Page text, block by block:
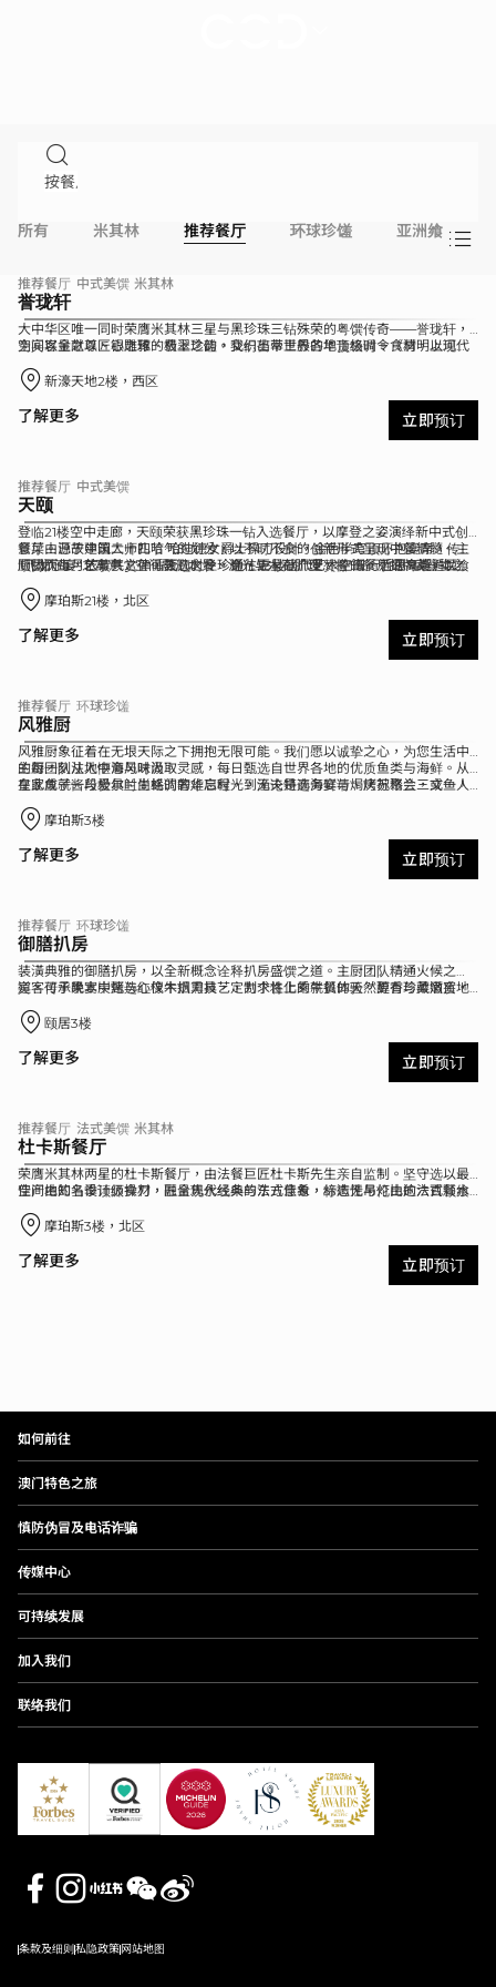
所有 米其林 推荐餐厅 环球珍馐 亚洲飨宴
推荐餐厅 中式美馔 米其林
誉珑轩
大中华区唯一同时荣膺米其林三星与黑珍珠三钻殊荣的粤馔传奇——誉珑轩，
为宾客呈献以匠心雕琢的极上珍馐。我们荟萃世界各地顶级时令食材，以现代
空间以金之尊、银之雅、翡翠之韵，交织出帝王般的华贵格调。《清明上河
佐以专业茶艺师烹茗侍奉，共同勾勒出一幅生动的风雅画卷。私密包厢则备显
静谧尊崇。所有体验皆融于殷勤周至的服务之中，传递东方待客之道。这份对
至臻体验的不懈追求，成就了誉珑轩在殿堂级粤菜中备受推崇的典范地位。
新濠天地2楼，西区
了解更多 立即预订
推荐餐厅 中式美馔
天颐
登临21楼空中走廊，天颐荣获黑珍珠一钻入选餐厅，以摩登之姿演绎新中式创
意菜。源于中国二十四节气的划分，以不时不食的创新形式呈现中餐精髓。主
厨团队每月依节气之律，甄选时令珍馐，更呈献广受赞誉的餐厅招牌菜，以飨
美。
餐厅由已故建筑大师扎哈·哈迪德女爵士操刀设计，金色半穹顶环抱宴席，传递
“飞龙守宴”之寓意，空间融汇水景、流光与木石肌理，将“五行哲思”赋器物之
以知味之人。
顺势而上，艺馔共赏。循天颐之径，通往23楼当代艺术空间，近距离邂逅巨型
宴。 摩珀斯21楼，北区
了解更多 立即预订
推荐餐厅 环球珍馐
风雅厨
风雅厨象征着在无垠天际之下拥抱无限可能。我们愿以诚挚之心，为您生活中
的每一刻注入惬意与时尚。
主厨团队从地中海风味汲取灵感，每日甄选自世界各地的优质鱼类与海鲜。从
皇家鱼子酱与爱尔兰生蚝的奢华启程，到渔夫特选海鲜与焗烤苏格兰三文鱼，
精选酒饮，唤醒味蕾的全新体验。
在此成就一段极具时尚格调的难忘时光，无论是商务宴请、庆祝聚会，或一人
摩珀斯3楼
了解更多 立即预订
推荐餐厅 环球珍馐
御膳扒房
装潢典雅的御膳扒房，以全新概念诠释扒房盛馔之道。主厨团队精通火候之
道，传承果木炭烤与红橡木烟熏技艺，力求将上乘牛扒的天然醇香与柔嫩质地
高品质牛肉，依照不同部位与纹理，烹调至最佳熟度，软嫩多汁，风味浓郁。
宾客可于晚宴中甄选心仪牛扒刀具，定制个性化的就餐体验。更有珍藏酒窖，
宠牛扒盛宴。
颐居3楼
了解更多 立即预订
推荐餐厅 法式美馔 米其林
杜卡斯餐厅
荣膺米其林两星的杜卡斯餐厅，由法餐巨匠杜卡斯先生亲自监制。坚守选以最
佳产地的当季顶级食材，匠呈隽永经典的法式佳肴，缔造无与伦比的法式餐飨
空间由知名设计师操刀，融合现代线条与东方意象，标志性吊灯由逾六百颗水
牌，于细节中演绎法式生活美学。中央恒温酒窖珍藏逾两万瓶名庄佳酿，并设
主厨餐桌与品酒私宴，将法国人对品味与享受的执着呈现于方寸细节之中。
摩珀斯3楼，北区
了解更多 立即预订
如何前往
澳门特色之旅
慎防伪冒及电话诈骗
传媒中心
可持续发展
加入我们
联络我们
条款及细则 私隐政策网站地图